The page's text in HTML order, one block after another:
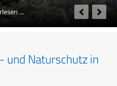
und Naturschutz in